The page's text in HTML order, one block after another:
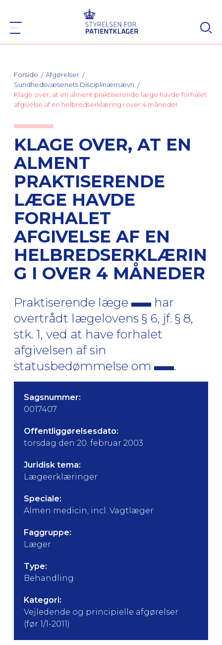
Forside
Afgørelser
Sundhedsvæsenets Disciplinærnævn
Klage over, at en alment praktiserende læge havde forhalet
afgivelse af en helbredserklæring i over 4 måneder
KLAGE OVER, AT EN
ALMENT
PRAKTISERENDE
LÆGE HAVDE
FORHALET
AFGIVELSE AF EN
HELBREDSERKLÆRIN
G I OVER 4 MÅNEDER
Praktiserende læge
har
overtrådt lægelovens § 6, jf. § 8,
stk. 1, ved at have forhalet
afgivelsen af sin
statusbedømmelse om
.
Sagsnummer:
0017407
Offentliggørelsesdato:
torsdag den 20. februar 2003
Juridisk tema:
Lægeerklæringer
Speciale:
Almen medicin, incl. Vagtlæger
Faggruppe:
Læger
Type:
Behandling
Kategori:
Vejledende og principielle afgørelser
(før 1/1-2011)